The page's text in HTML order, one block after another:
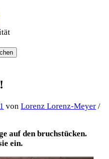
von Lorenz Lorenz-Meyer /
auf den bruchstücken.
ein.